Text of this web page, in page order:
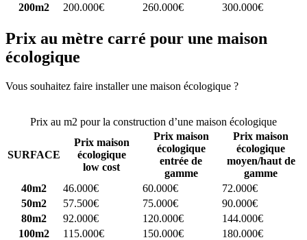
200m2
200.000€ 260.000€ 300.000€
Prix au mètre carré pour une maison
écologique
Vous souhaitez faire installer une maison écologique ?
Prix au m2 pour la construction d’une maison écologique
SURFACE
Prix maison
écologique
low cost
Prix maison
écologique
entrée de
gamme
Prix maison
écologique
moyen/haut de
gamme
40m2
46.000€ 60.000€
72.000€
50m2
57.500€ 75.000€
90.000€
80m2
92.000€ 120.000€
144.000€
100m2
115.000€ 150.000€
180.000€